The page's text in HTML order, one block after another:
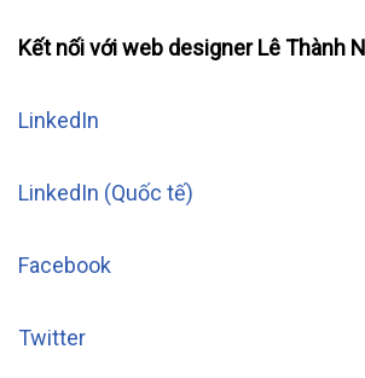
Kết nối với web designer Lê Thành
LinkedIn
LinkedIn (Quốc tế)
Facebook
Twitter